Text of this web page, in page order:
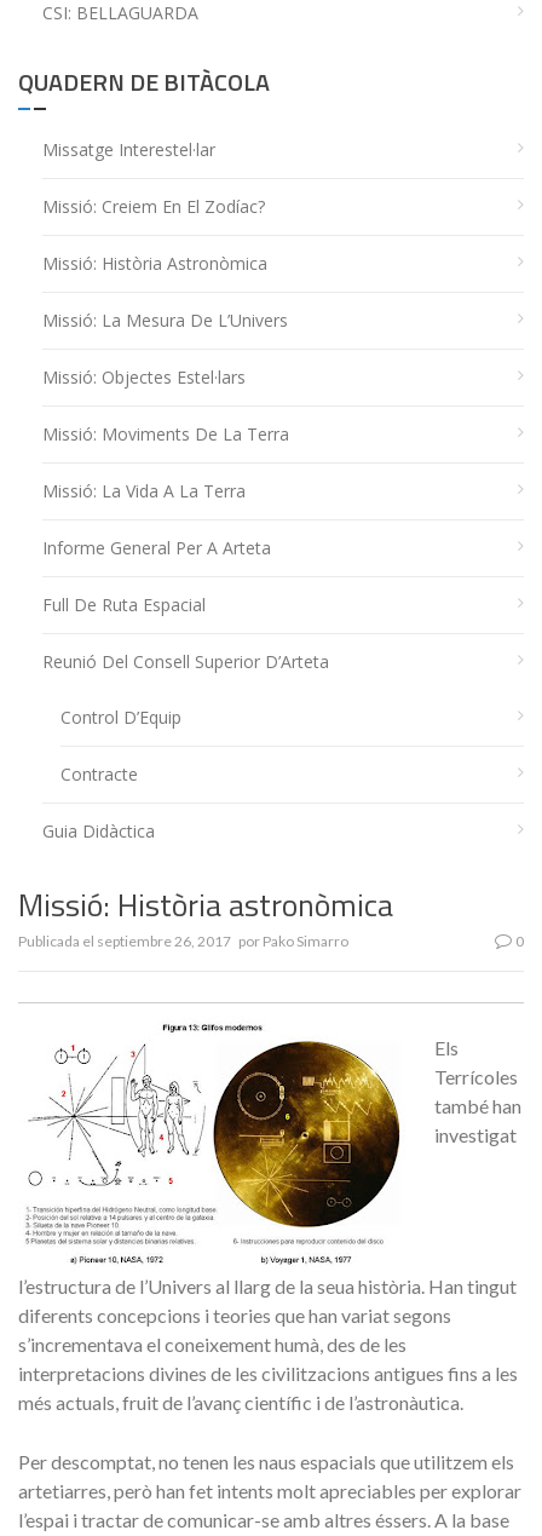
CSI: BELLAGUARDA
QUADERN DE BITÀCOLA
Missatge Interestel·lar
Missió: Creiem En El Zodíac?
Missió: Història Astronòmica
Missió: La Mesura De L’Univers
Missió: Objectes Estel·lars
Missió: Moviments De La Terra
Missió: La Vida A La Terra
Informe General Per A Arteta
Full De Ruta Espacial
Reunió Del Consell Superior D’Arteta
Control D’Equip
Contracte
Guia Didàctica
Missió: Història astronòmica
Publicada el septiembre 26, 2017 por Pako Simarro 0
Els
Terrícoles
també han
investigat
l’estructura de l’Univers al llarg de la seua història. Han tingut
diferents concepcions i teories que han variat segons
s’incrementava el coneixement humà, des de les
interpretacions divines de les civilitzacions antigues fins a les
més actuals, fruit de l’avanç científic i de l’astronàutica.
Per descomptat, no tenen les naus espacials que utilitzem els
artetiarres, però han fet intents molt apreciables per explorar
l’espai i tractar de comunicar-se amb altres éssers. A la base